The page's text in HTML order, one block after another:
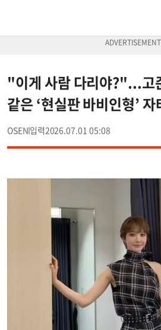
"이게 사람 다리야?"...고
같은 ‘현실판 바비인형’ 자
OSEN 2026.07.01 05:08